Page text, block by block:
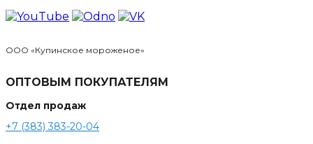
ООО «Купинское мороженое»
ОПТОВЫМ ПОКУПАТЕЛЯМ
Отдел продаж
+7 (383) 383-20-04